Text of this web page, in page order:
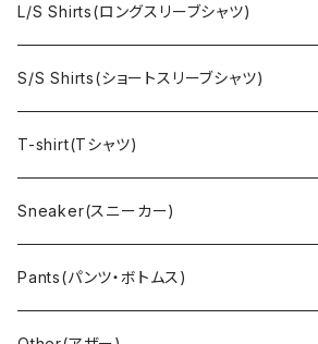
Ralph Laurne(ラルフローレン)
Denim jacket(デニムジャケット)
Vest(ベスト)
Outdoor(アウトドア)
Cover all(カバーオール)
Reverse Weave(リバースウィーブ)
Sports sweat(スポーツ スウェット)
Character(キャラクター)
Lee （リー）
Russell（ラッセル）
Ralph Lauren(ラルフローレン)
Brand(ブランド)
LACOSTE(ラコステ)
Cardigan(カーディガン)
Vest(ベスト)
L/S Shirts(ロングスリーブシャツ)
Ralph Lauren(ラルフローレン)
Brooks Brothers(ブルックスブラザーズ)
Military（ミリタリー）
Euro(ヨーロッパ)
S/S Shirts(ショートスリーブシャツ)
Ralph Lauren (ラルフローレン)
Hawaiian(ハワイアン)
Military (ミリタリー )
T-shirt(Tシャツ)
Champion(チャンピオン)
Sport(スポーツ)
Sneaker(スニーカー)
Pants(パンツ・ボトムス)